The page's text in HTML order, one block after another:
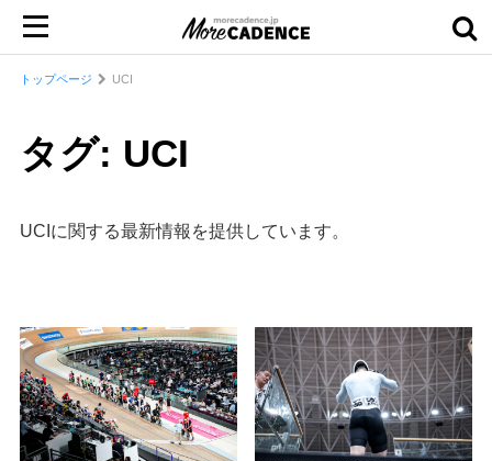
トップページ UCI
タグ: UCI
UCIに関する最新情報を提供しています。